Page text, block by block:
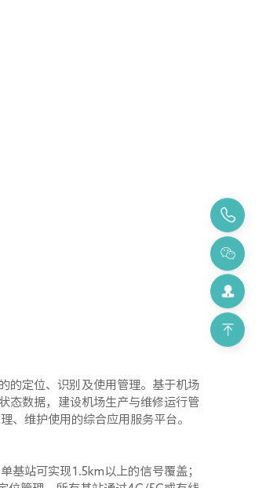
的定位、识别及使用管理。基于机场
态数据，建设机场生产与维修运行管
、维护使用的综合应用服务平台。
基站可实现 1.5km 以上的信号覆盖；